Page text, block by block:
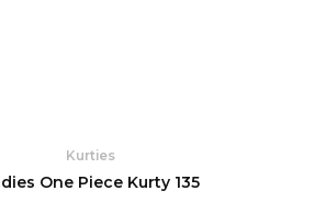
Kurties
One Piece Kurty 135